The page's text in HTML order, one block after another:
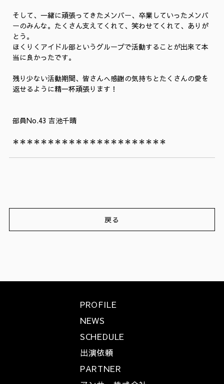
そして、一緒に頑張ってきたメンバー、卒業していったメンバ
ーのみんな。たくさん支えてくれて、笑わせてくれて、ありが
とう。
ほくりくアイドル部というグループで活動することが出来て本
当に良かったです。
残り少ない活動期間、皆さんへ感謝の気持ちとたくさんの愛を
返せるように精一杯頑張ります！
部員No.43 吉池千晴
＊＊＊＊＊＊＊＊＊＊＊＊＊＊＊＊＊＊＊＊＊＊
戻る
PROFILE
NEWS
SCHEDULE
出演依頼
PARTNER